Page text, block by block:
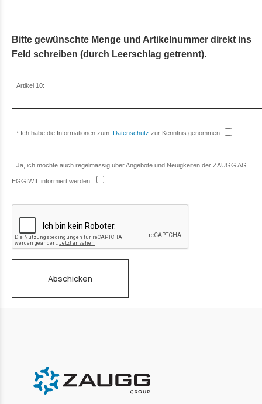
Bitte gewünschte Menge und Artikelnummer direkt ins
Feld schreiben (durch Leerschlag getrennt).
Artikel 10:
Ich habe die Informationen zum Datenschutz zur Kenntnis genommen:
Ja, ich möchte auch regelmässig über Angebote und Neuigkeiten der ZAUGG AG
EGGIWIL informiert werden.:
Abschicken